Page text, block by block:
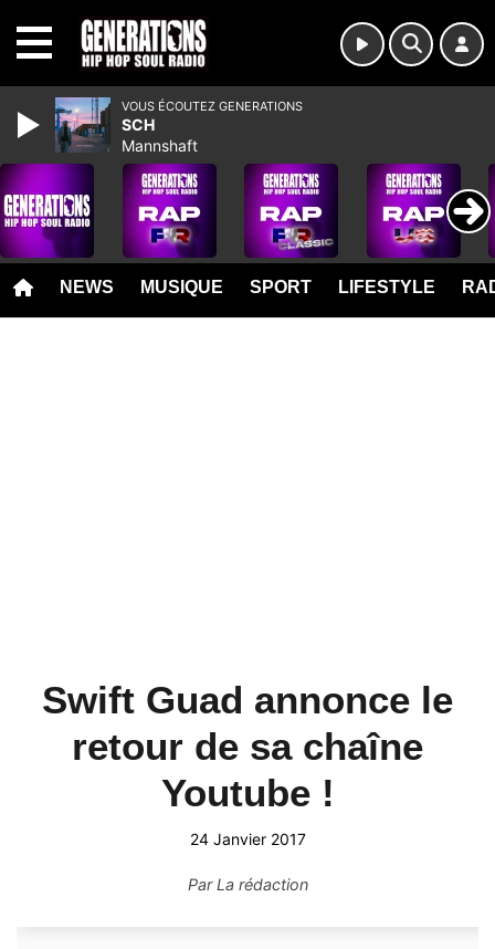
NEWS MUSIQUE SPORT LIFESTYLE
Swift Guad annonce le
retour de sa chaîne
Youtube !
24 Janvier 2017
ParLa rédaction
VOUS ÉCOUTEZ GENERATIONS
SCH
Mannshaft